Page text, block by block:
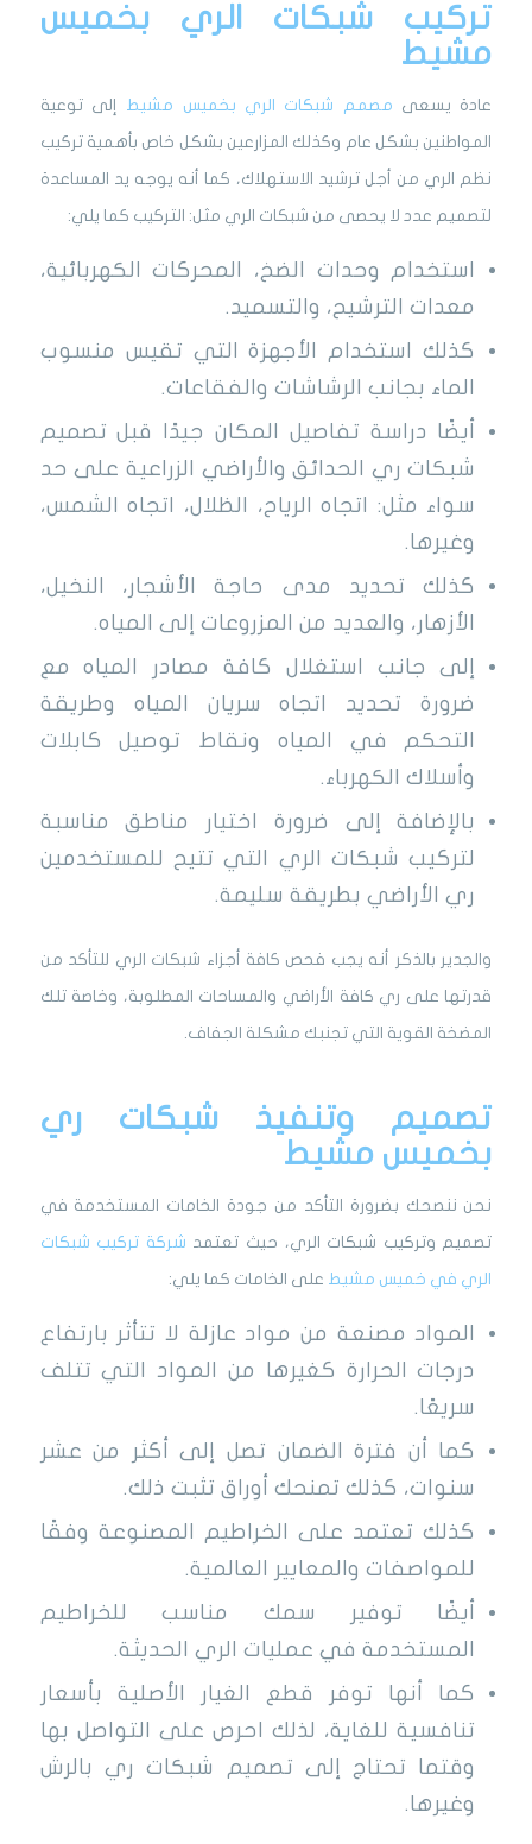
تركيب شبكات الري بخميس
مشيط
عادة يسعى مصمم شبكات الري بخميس مشيط إلى توعية
المواطنين بشكل عام وكذلك المزارعين بشكل خاص بأهمية تركيب
نظم الري من أجل ترشيد الاستهلاك، كما أنه يوجه يد المساعدة
لتصميم عدد لا يحصى من شبكات الري مثل: التركيب كما يلي:
استخدام وحدات الضخ، المحركات الكهربائية،
معدات الترشيح، والتسميد.
كذلك استخدام الأجهزة التي تقيس منسوب
الماء بجانب الرشاشات والفقاعات.
أيضًا دراسة تفاصيل المكان جيدًا قبل تصميم
شبكات ري الحدائق والأراضي الزراعية على حد
سواء مثل: اتجاه الرياح، الظلال، اتجاه الشمس،
وغيرها.
كذلك تحديد مدى حاجة الأشجار، النخيل،
الأزهار، والعديد من المزروعات إلى المياه.
إلى جانب استغلال كافة مصادر المياه مع
ضرورة تحديد اتجاه سريان المياه وطريقة
التحكم في المياه ونقاط توصيل كابلات
وأسلاك الكهرباء.
بالإضافة إلى ضرورة اختيار مناطق مناسبة
لتركيب شبكات الري التي تتيح للمستخدمين
ري الأراضي بطريقة سليمة.
والجدير بالذكر أنه يجب فحص كافة أجزاء شبكات الري للتأكد من
قدرتها على ري كافة الأراضي والمساحات المطلوبة، وخاصة تلك
المضخة القوية التي تجنبك مشكلة الجفاف.
تصميم وتنفيذ شبكات ري
بخميس مشيط
نحن ننصحك بضرورة التأكد من جودة الخامات المستخدمة في
تصميم وتركيب شبكات الري، حيث تعتمد شركة تركيب شبكات
الري في خميس مشيط على الخامات كما يلي:
المواد مصنعة من مواد عازلة لا تتأثر بارتفاع
درجات الحرارة كغيرها من المواد التي تتلف
سريعًا.
كما أن فترة الضمان تصل إلى أكثر من عشر
سنوات، كذلك تمنحك أوراق تثبت ذلك.
كذلك تعتمد على الخراطيم المصنوعة وفقًا
للمواصفات والمعايير العالمية.
أيضًا توفير سمك مناسب للخراطيم
المستخدمة في عمليات الري الحديثة.
كما أنها توفر قطع الغيار الأصلية بأسعار
تنافسية للغاية، لذلك احرص على التواصل بها
وقتما تحتاج إلى تصميم شبكات ري بالرش
وغيرها.